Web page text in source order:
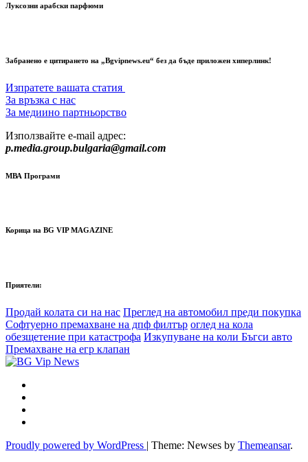
Луксозни арабски парфюми
Забранено е цитирането на „Bgvipnews.eu“ без да бъде приложен хиперлинк!
Изпратете вашата статия
За връзка с нас
За медиино партньорство
Използвайте e-mail адрес:
p.media.group.bulgaria@gmail.com
МВА Програми
Корица на BG VIP MAGAZINE
Приятели:
Продай колата си на нас Преглед на автомобил преди покупка
Софтуерно премахване на дпф филтър оглед на кола
обезщетение при катастрофа Изкупуване на коли Бъгси авто
Премахване на егр клапан
Proudly powered by WordPress | Theme: Newses by Themeansar.